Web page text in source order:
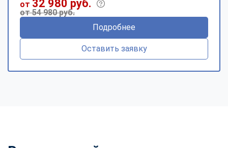
от 32 980 руб.
от 54 980 руб.
Подробнее
Оставить заявку